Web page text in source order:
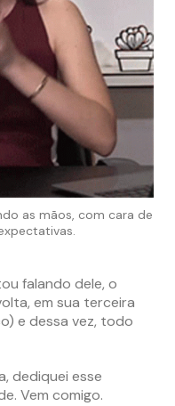
as mãos, com cara de
falando dele, o
em sua terceira
e dessa vez, todo
dediquei esse
Vem comigo.